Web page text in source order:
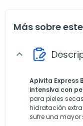
Más sobre
expand_more
Apivita
intensiva con
para pieles
hidratación
sufre una mayor